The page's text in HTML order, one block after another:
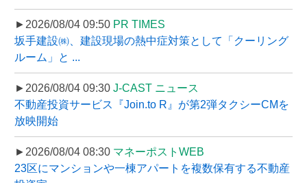
►2026/08/04 09:50 PR TIMES
坂手建設㈱、建設現場の熱中症対策として「クーリング
ルーム」と ...
►2026/08/04 09:30 J-CAST ニュース
不動産投資サービス『Join.to R』が第2弾タクシーCMを
放映開始
►2026/08/04 08:30 マネーポストWEB
23区にマンションや一棟アパートを複数保有する不動産